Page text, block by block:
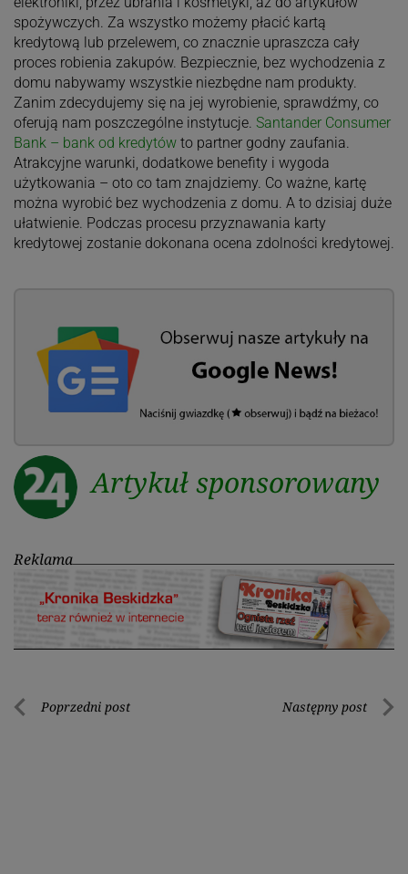
spożywczych. Za wszystko możemy płacić kartą
kredytową lub przelewem, co znacznie upraszcza cały
proces robienia zakupów. Bezpiecznie, bez wychodzenia z
domu nabywamy wszystkie niezbędne nam produkty.
Zanim zdecydujemy się na jej wyrobienie, sprawdźmy, co
oferują nam poszczególne instytucje. Santander Consumer
Bank – bank od kredytówto partner godny zaufania.
Atrakcyjne warunki, dodatkowe benefity i wygoda
użytkowania – oto co tam znajdziemy. Co ważne, kartę
można wyrobić bez wychodzenia z domu. A to dzisiaj duże
ułatwienie. Podczas procesu przyznawania karty
kredytowej zostanie dokonana ocena zdolności kredytowej.
Artykuł sponsorowany
Reklama
Nawigacja
Poprzedni post Następny post